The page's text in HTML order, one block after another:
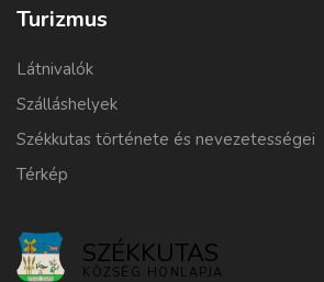
Turizmus
Látnivalók
Szálláshelyek
Székkutas története és nevezetességei
Térkép
SZÉKKUTAS
KÖZSÉG HONLAPJA